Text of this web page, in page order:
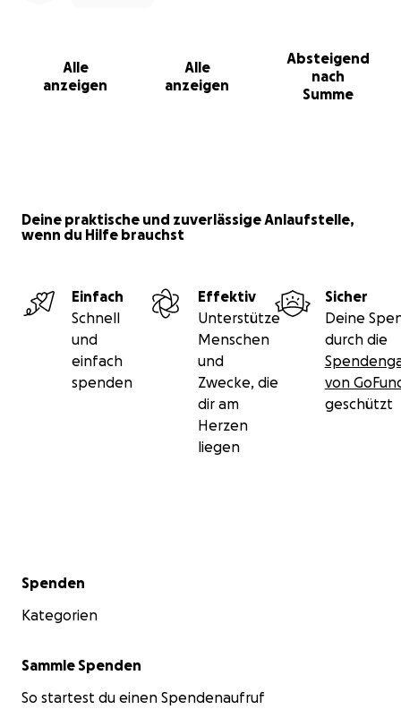
Alle
anzeigen
Alle
anzeigen
Absteigend
nach
Summe
Deine praktische und zuverlässige Anlaufstelle,
wenn du Hilfe brauchst
Einfach
Schnell
und
einfach
spenden
Effektiv
Unterstütze
Menschen
und
Zwecke, die
dir am
Herzen
liegen
Sicher
Deine
durch die
von
geschützt
Sekundärmenü
Spenden
Kategorien
Sammle Spenden
So startest du einen Spendenaufruf